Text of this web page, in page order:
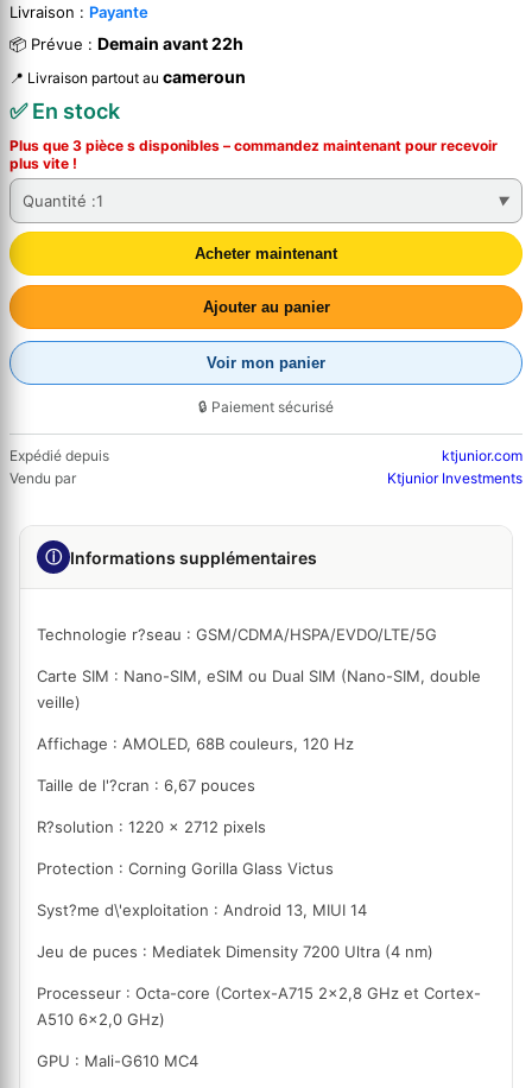
Livraison : Payante
📦 Prévue : Demain avant 22h
📍 Livraison partout au cameroun
✅ En stock
Plus que 3 pièce s disponibles – commandez maintenant pour recevoir
plus vite !
Quantité :1
Acheter maintenant
Ajouter au panier
Voir mon panier
🔒 Paiement sécurisé
Expédié depuis
ktjunior.com
Vendu par
Ktjunior Investments
ⓘ Informations supplémentaires
Technologie r?seau : GSM/CDMA/HSPA/EVDO/LTE/5G
Carte SIM : Nano-SIM, eSIM ou Dual SIM (Nano-SIM, double
veille)
Affichage : AMOLED, 68B couleurs, 120 Hz
Taille de l'?cran : 6,67 pouces
R?solution : 1220 x 2712 pixels
Protection : Corning Gorilla Glass Victus
Syst?me d\'exploitation : Android 13, MIUI 14
Jeu de puces : Mediatek Dimensity 7200 Ultra (4 nm)
Processeur : Octa-core (Cortex-A715 2x2,8 GHz et Cortex-
A510 6x2,0 GHz)
GPU : Mali-G610 MC4